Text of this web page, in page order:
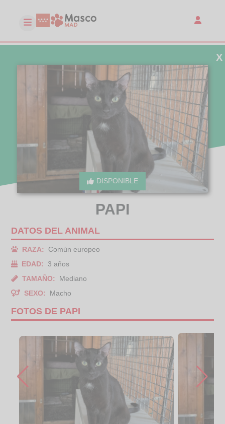
DISPONIBLE
X
PAPI
DATOS DEL ANIMAL
RAZA:
Común europeo
EDAD:
3 años
TAMAÑO:
Mediano
SEXO:
Macho
FOTOS DE PAPI